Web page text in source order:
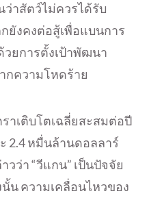
าสัตว์ไม่ควรได้รับ
ยังคงต่อสู้เพื่อแบนการ
วยการตั้งเป้าพัฒนา
กความโหดร้าย
าเติบโตเฉลี่ยสะสมต่อปี
2.4 หมื่นล้านดอลลาร์
ว่า “วีแกน” เป็นปัจจัย
นั้น ความเคลื่อนไหวของ